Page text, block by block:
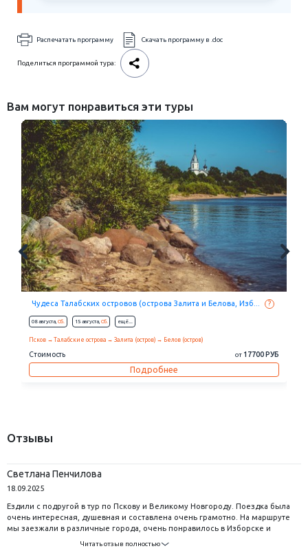
Распечатать программу Скачать программу в .doc
Поделиться программой тура:
Вам могут понравиться эти туры
Чудеса Талабских островов (острова Залита и Белова, Изб... ?
08 августа, Сб. 15 августа, Сб. eщё...
Псков Талабские острова Залита (остров) Белов (остров)
Стоимость от 17700 РУБ
Подробнее
Отзывы
Светлана Пенчилова
18.09.2025
Ездили с подругой в тур по Пскову и Великому Новгороду. Поездка была
очень интересная, душевная и составлена очень грамотно. На маршруте
мы заезжали в различные города, очень понравилось в Изборске и
Читать отзыв полностью